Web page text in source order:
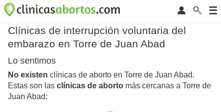
Clínicas de interrupción voluntaria del
embarazo en Torre de Juan Abad
Lo sentimos
No existen clínicas de aborto en Torre de Juan Abad.
Estas son las clínicas de aborto más cercanas a Torre de
Juan Abad: